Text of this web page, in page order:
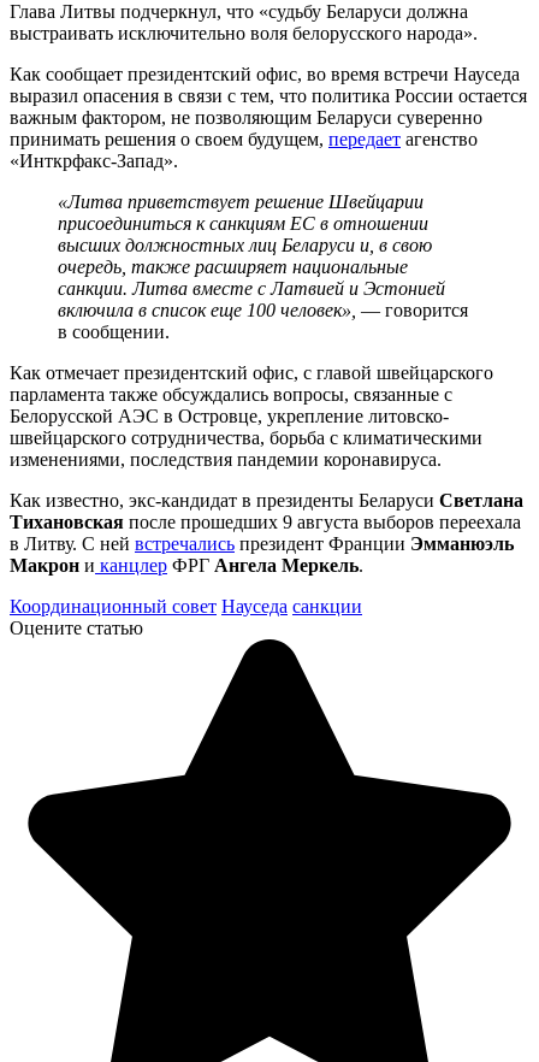
Глава Литвы подчеркнул, что «судьбу Беларуси должна
выстраивать исключительно воля белорусского народа».
Как сообщает президентский офис, во время встречи Науседа
выразил опасения в связи с тем, что политика России остается
важным фактором, не позволяющим Беларуси суверенно
принимать решения о своем будущем, передает агенство
«Инткрфакс-Запад».
«Литва приветствует решение Швейцарии
присоединиться к санкциям ЕС в отношении
высших должностных лиц Беларуси и, в свою
очередь, также расширяет национальные
санкции. Литва вместе с Латвией и Эстонией
включила в список еще 100 человек», — говорится
в сообщении.
Как отмечает президентский офис, с главой швейцарского
парламента также обсуждались вопросы, связанные с
Белорусской АЭС в Островце, укрепление литовско-
швейцарского сотрудничества, борьба с климатическими
изменениями, последствия пандемии коронавируса.
Как известно, экс-кандидат в президенты Беларуси Светлана
Тихановская после прошедших 9 августа выборов переехала
в Литву. С ней встречались президент Франции Эмманюэль
Макрон и канцлер ФРГ Ангела Меркель.
Координационный совет Науседа санкции
Оцените статью